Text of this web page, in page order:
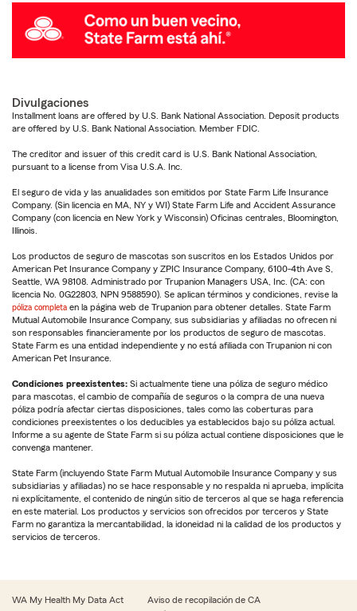
Divulgaciones
Installment loans are offered by U.S. Bank National Association. Deposit products
are offered by U.S. Bank National Association. Member FDIC.
The creditor and issuer of this credit card is U.S. Bank National Association,
pursuant to a license from Visa U.S.A. Inc.
El seguro de vida y las anualidades son emitidos por State Farm Life Insurance
Company. (Sin licencia en MA, NY y WI) State Farm Life and Accident Assurance
Company (con licencia en New York y Wisconsin) Oficinas centrales, Bloomington,
Illinois.
Los productos de seguro de mascotas son suscritos en los Estados Unidos por
American Pet Insurance Company y ZPIC Insurance Company, 6100-4th Ave S,
Seattle, WA 98108. Administrado por Trupanion Managers USA, Inc. (CA: con
licencia No. 0G22803, NPN 9588590). Se aplican términos y condiciones, revise la
póliza completa en la página web de Trupanion para obtener detalles. State Farm
Mutual Automobile Insurance Company, sus subsidiarias y afiliadas no ofrecen ni
son responsables financieramente por los productos de seguro de mascotas.
State Farm es una entidad independiente y no está afiliada con Trupanion ni con
American Pet Insurance.
Condiciones preexistentes: Si actualmente tiene una póliza de seguro médico
para mascotas, el cambio de compañía de seguros o la compra de una nueva
póliza podría afectar ciertas disposiciones, tales como las coberturas para
condiciones preexistentes o los deducibles ya establecidos bajo su póliza actual.
Informe a su agente de State Farm si su póliza actual contiene disposiciones que le
convenga mantener.
State Farm (incluyendo State Farm Mutual Automobile Insurance Company y sus
subsidiarias y afiliadas) no se hace responsable y no respalda ni aprueba, implícita
ni explícitamente, el contenido de ningún sitio de terceros al que se haga referencia
en este material. Los productos y servicios son ofrecidos por terceros y State
Farm no garantiza la mercantabilidad, la idoneidad ni la calidad de los productos y
servicios de terceros.
WA My Health My Data Act
Aviso de recopilación de CA